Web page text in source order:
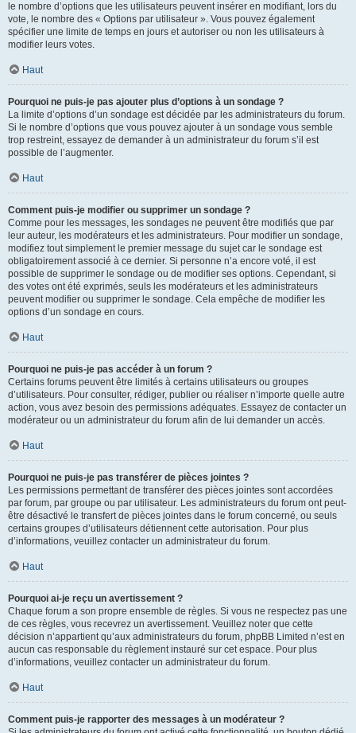
le nombre d’options que les utilisateurs peuvent insérer en modifiant, lors du
vote, le nombre des « Options par utilisateur ». Vous pouvez également
spécifier une limite de temps en jours et autoriser ou non les utilisateurs à
modifier leurs votes.
Haut
Pourquoi ne puis-je pas ajouter plus d’options à un sondage ?
La limite d’options d’un sondage est décidée par les administrateurs du forum.
Si le nombre d’options que vous pouvez ajouter à un sondage vous semble
trop restreint, essayez de demander à un administrateur du forum s’il est
possible de l’augmenter.
Haut
Comment puis-je modifier ou supprimer un sondage ?
Comme pour les messages, les sondages ne peuvent être modifiés que par
leur auteur, les modérateurs et les administrateurs. Pour modifier un sondage,
modifiez tout simplement le premier message du sujet car le sondage est
obligatoirement associé à ce dernier. Si personne n’a encore voté, il est
possible de supprimer le sondage ou de modifier ses options. Cependant, si
des votes ont été exprimés, seuls les modérateurs et les administrateurs
peuvent modifier ou supprimer le sondage. Cela empêche de modifier les
options d’un sondage en cours.
Haut
Pourquoi ne puis-je pas accéder à un forum ?
Certains forums peuvent être limités à certains utilisateurs ou groupes
d’utilisateurs. Pour consulter, rédiger, publier ou réaliser n’importe quelle autre
action, vous avez besoin des permissions adéquates. Essayez de contacter un
modérateur ou un administrateur du forum afin de lui demander un accès.
Haut
Pourquoi ne puis-je pas transférer de pièces jointes ?
Les permissions permettant de transférer des pièces jointes sont accordées
par forum, par groupe ou par utilisateur. Les administrateurs du forum ont peut-
être désactivé le transfert de pièces jointes dans le forum concerné, ou seuls
certains groupes d’utilisateurs détiennent cette autorisation. Pour plus
d’informations, veuillez contacter un administrateur du forum.
Haut
Pourquoi ai-je reçu un avertissement ?
Chaque forum a son propre ensemble de règles. Si vous ne respectez pas une
de ces règles, vous recevrez un avertissement. Veuillez noter que cette
décision n’appartient qu’aux administrateurs du forum, phpBB Limited n’est en
aucun cas responsable du règlement instauré sur cet espace. Pour plus
d’informations, veuillez contacter un administrateur du forum.
Haut
Comment puis-je rapporter des messages à un modérateur ?